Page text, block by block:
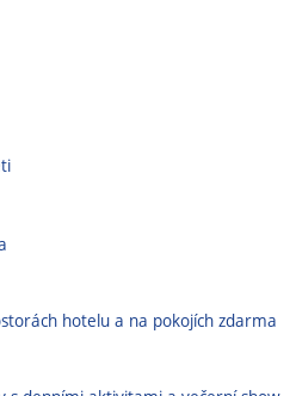
hotelu a na pokojích zdarma